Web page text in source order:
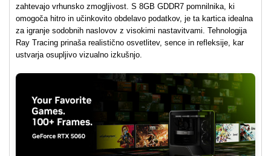
zahtevajo vrhunsko zmogljivost. S 8GB GDDR7 pomnilnika, ki
omogoča hitro in učinkovito obdelavo podatkov, je ta kartica idealna
za igranje sodobnih naslovov z visokimi nastavitvami. Tehnologija
Ray Tracing prinaša realistično osvetlitev, sence in refleksije, kar
ustvarja osupljivo vizualno izkušnjo.